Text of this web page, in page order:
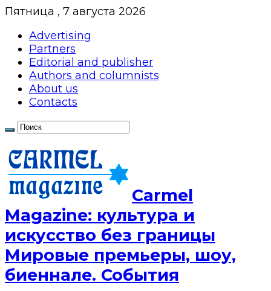
Пятница , 7 августа 2026
Advertising
Partners
Editorial and publisher
Authors and columnists
About us
Contacts
Сarmel
Magazine: культура и
искусство без границы
Мировые премьеры, шоу,
биеннале. События